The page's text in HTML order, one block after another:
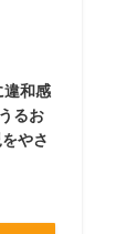
違和感
るお
やさ